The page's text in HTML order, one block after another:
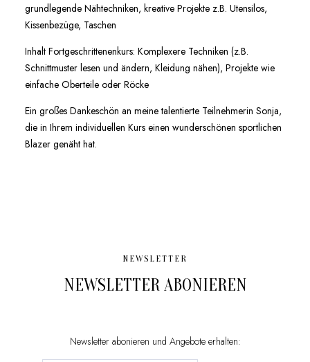
grundlegende Nähtechniken, kreative Projekte z.B. Utensilos,
Kissenbezüge, Taschen
Inhalt Fortgeschrittenenkurs: Komplexere Techniken (z.B.
Schnittmuster lesen und ändern, Kleidung nähen), Projekte wie
einfache Oberteile oder Röcke
Ein großes Dankeschön an meine talentierte Teilnehmerin Sonja,
die in Ihrem individuellen Kurs einen wunderschönen sportlichen
Blazer genäht hat.
NEWSLETTER
NEWSLETTER ABONIEREN
Newsletter abonieren und Angebote erhalten: